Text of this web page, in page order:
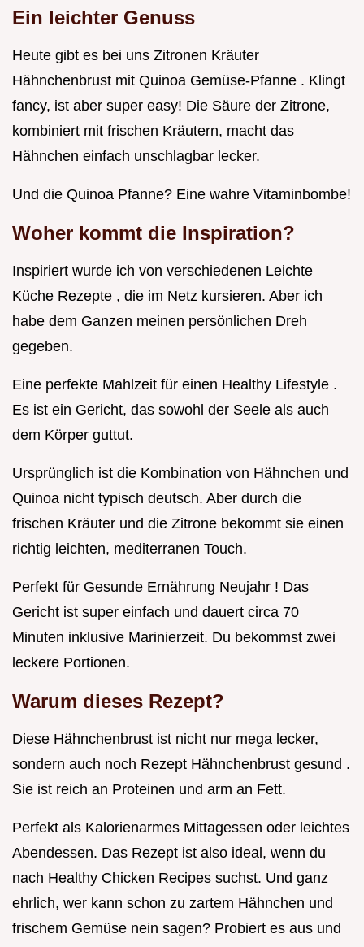
Ein leichter Genuss
Heute gibt es bei uns Zitronen Kräuter
Hähnchenbrust mit Quinoa Gemüse-Pfanne . Klingt
fancy, ist aber super easy! Die Säure der Zitrone,
kombiniert mit frischen Kräutern, macht das
Hähnchen einfach unschlagbar lecker.
Und die Quinoa Pfanne? Eine wahre Vitaminbombe!
Woher kommt die Inspiration?
Inspiriert wurde ich von verschiedenen Leichte
Küche Rezepte , die im Netz kursieren. Aber ich
habe dem Ganzen meinen persönlichen Dreh
gegeben.
Eine perfekte Mahlzeit für einen Healthy Lifestyle .
Es ist ein Gericht, das sowohl der Seele als auch
dem Körper guttut.
Ursprünglich ist die Kombination von Hähnchen und
Quinoa nicht typisch deutsch. Aber durch die
frischen Kräuter und die Zitrone bekommt sie einen
richtig leichten, mediterranen Touch.
Perfekt für Gesunde Ernährung Neujahr ! Das
Gericht ist super einfach und dauert circa 70
Minuten inklusive Marinierzeit. Du bekommst zwei
leckere Portionen.
Warum dieses Rezept?
Diese Hähnchenbrust ist nicht nur mega lecker,
sondern auch noch Rezept Hähnchenbrust gesund .
Sie ist reich an Proteinen und arm an Fett.
Perfekt als Kalorienarmes Mittagessen oder leichtes
Abendessen. Das Rezept ist also ideal, wenn du
nach Healthy Chicken Recipes suchst. Und ganz
ehrlich, wer kann schon zu zartem Hähnchen und
frischem Gemüse nein sagen? Probiert es aus und